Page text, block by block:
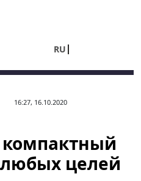
RU
16:27, 16.10.2020
компактный
любых целей